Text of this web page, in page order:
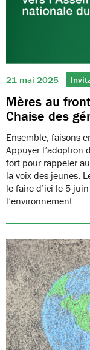
21 mai 2025
Mères au
Chaise des
Ensemble, faisons
Appuyer l’adoption
fort pour rappeler
la voix des jeunes.
le faire d’ici le 5
l’environnement…